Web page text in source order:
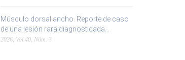
Músculo dorsal ancho. Reporte de caso
de una lesión rara diagnosticada...
2026, Vol.40, Núm. 3